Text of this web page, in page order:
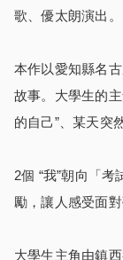
歌、優太朗演出。
本作以愛知縣名
故事。大學生的
的自己”、某天突
2個 “我”朝向「
勵，讓人感受面對
大學生主角由鎮